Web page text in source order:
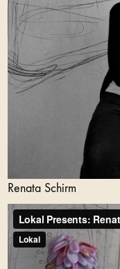
Renata Schirm